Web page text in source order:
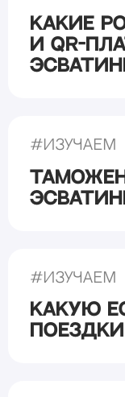
Какие
и QR-
#Изучаем
#Изучаем
Какую